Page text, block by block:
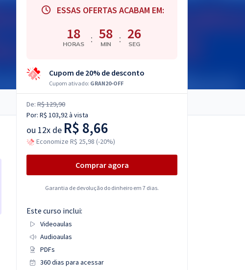
ESSAS OFERTAS ACABAM EM:
18
HORAS : 58
MIN : 25
SEG
Cupom de 20% de desconto
Cupom ativado: GRAN20-OFF
De: R$ 129,90
Por: R$ 103,92à vista
ou 12x de R$ 8,66
Economize R$ 25,98 (-20%)
Comprar agora
Garantia de devolução do dinheiro em 7 dias.
Este curso inclui:
Videoaulas
Audioaulas
PDFs
360 dias para acessar